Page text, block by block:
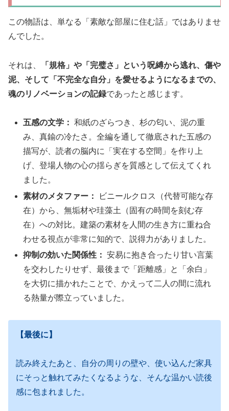
この物語は、単なる「素敵な部屋に住む話」ではありませ
んでした。
それは、
「規格」や「完璧さ」という呪縛から逃れ、傷や
泥、そして「不完全な自分」を愛せるようになるまでの、
魂のリノベーションの記録であったと感じます。
五感の文学： 和紙のざらつき、杉の匂い、泥の重
み、真鍮の冷たさ。全編を通して徹底された五感の
描写が、読者の脳内に「実在する空間」を作り上
げ、登場人物の心の揺らぎを質感として伝えてくれ
ました。
素材のメタファー：
ビニールクロス（代替可能な存
在）から、無垢材や珪藻土（固有の時間を刻む存
在）への対比。建築の素材を人間の生き方に重ね合
わせる視点が非常に知的で、説得力がありました。
抑制の効いた関係性： 安易に抱き合ったり甘い言葉
を交わしたりせず、最後まで「距離感」と「余白」
を大切に描かれたことで、かえって二人の間に流れ
る熱量が際立っていました。
【最後に】
読み終えたあと、自分の周りの壁や、使い込んだ家具
にそっと触れてみたくなるような、そんな温かい読後
感に包まれました。